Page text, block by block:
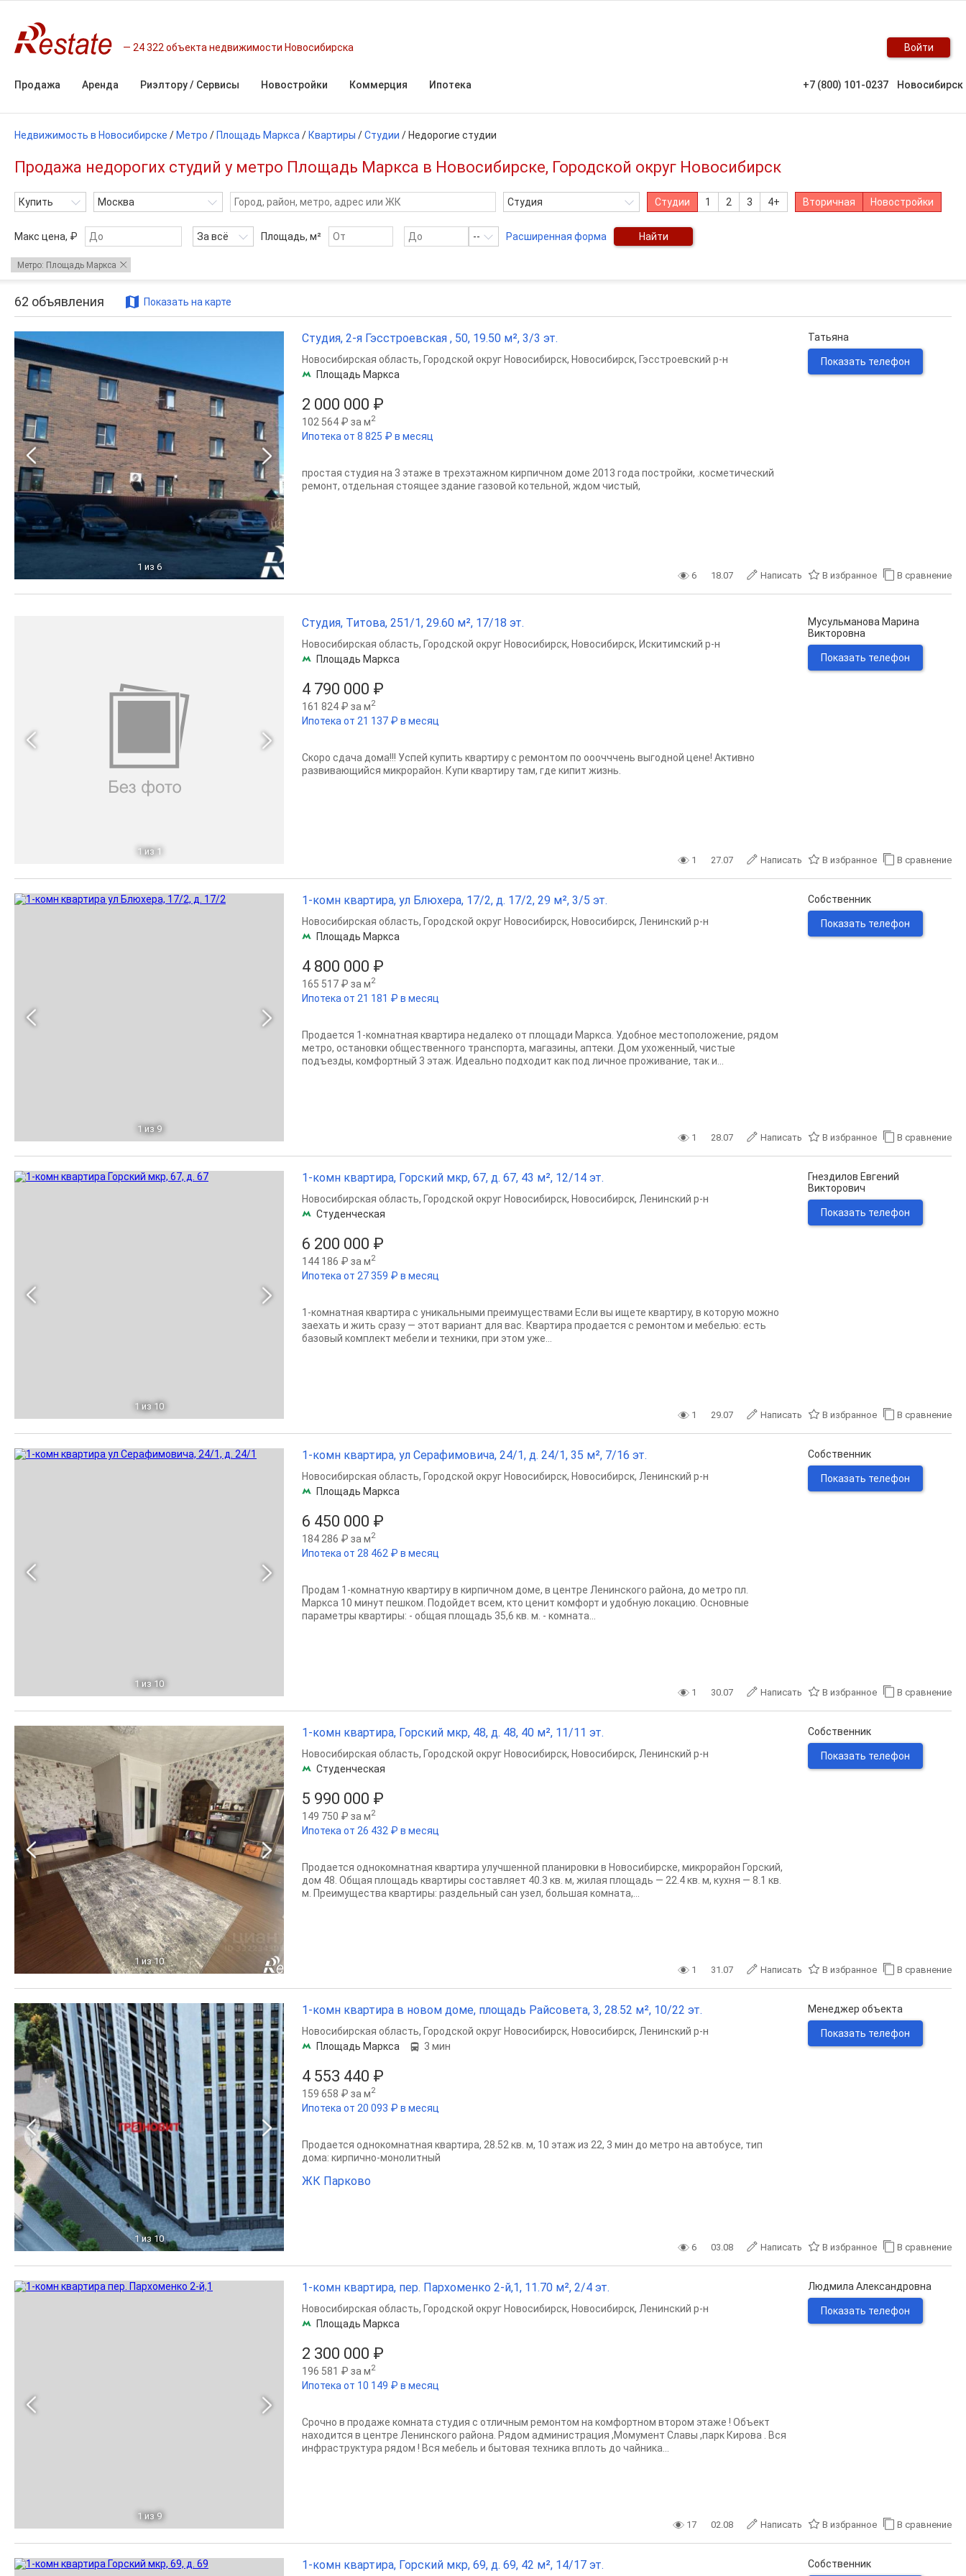
24 322 объекта недвижимости Новосибирска Войти
Продажа Аренда Риэлтору / Сервисы Новостройки Коммерция Ипотека +7 (800) 101-0237 Новосибирск
Недвижимость в Новосибирске / Метро / Площадь Маркса / Квартиры /Студии / Недорогие студии
Продажа недорогих студий у метро Площадь Маркса в Новосибирске, Городской округ Новосибирск
Купить Москва Студия Студии 1 2 3 4+ Вторичная Новостройки
Макс цена, ₽ За всё Площадь, м² -- Расширенная форма Найти
Метро: Площадь Маркса
62 объявления Показать на карте
1 из 6
Студия, 2-я Гэсстроевская , 50, 19.50 м², 3/3 эт.
2 000 000 ₽
102 564 ₽ за м2
Ипотека от 8 825 ₽ в месяц
Новосибирская область, Городской округ Новосибирск, Новосибирск, Гэсстроевский р-н
Площадь Маркса
простая студия на 3 этаже в трехэтажном кирпичном доме 2013 года постройки, .косметический
ремонт, отдельная стоящее здание газовой котельной, ждом чистый,
Татьяна
Показать телефон
6 18.07 Написать В избранное В сравнение
1 из 1
Студия, Титова, 251/1, 29.60 м², 17/18 эт.
4 790 000 ₽
161 824 ₽ за м2
Ипотека от 21 137 ₽ в месяц
Новосибирская область, Городской округ Новосибирск, Новосибирск, Искитимский р-н
Площадь Маркса
Скоро сдача дома!!! Успей купить квартиру с ремонтом по ооочччень выгодной цене! Активно
развивающийся микрорайон. Купи квартиру там, где кипит жизнь.
Мусульманова Марина
Викторовна
Показать телефон
1 27.07 Написать В избранное В сравнение
1 из 9
1-комн квартира, ул Блюхера, 17/2, д. 17/2, 29 м², 3/5 эт.
4 800 000 ₽
165 517 ₽ за м2
Ипотека от 21 181 ₽ в месяц
Новосибирская область, Городской округ Новосибирск, Новосибирск, Ленинский р-н
Площадь Маркса
Продается 1-комнатная квартира недалеко от площади Маркса. Удобное местоположение, рядом
метро, остановки общественного транспорта, магазины, аптеки. Дом ухоженный, чистые
подъезды, комфортный 3 этаж. Идеально подходит как под личное проживание, так и...
Собственник
Показать телефон
1 28.07 Написать В избранное В сравнение
1 из 10
1-комн квартира, Горский мкр, 67, д. 67, 43 м², 12/14 эт.
6 200 000 ₽
144 186 ₽ за м2
Ипотека от 27 359 ₽ в месяц
Новосибирская область, Городской округ Новосибирск, Новосибирск, Ленинский р-н
Студенческая
1-комнатная квартира с уникальными преимуществами Если вы ищете квартиру, в которую можно
заехать и жить сразу — этот вариант для вас. Квартира продается с ремонтом и мебелью: есть
базовый комплект мебели и техники, при этом уже...
Гнездилов Евгений
Викторович
Показать телефон
1 29.07 Написать В избранное В сравнение
1 из 10
1-комн квартира, ул Серафимовича, 24/1, д. 24/1, 35 м², 7/16 эт.
6 450 000 ₽
184 286 ₽ за м2
Ипотека от 28 462 ₽ в месяц
Новосибирская область, Городской округ Новосибирск, Новосибирск, Ленинский р-н
Площадь Маркса
Прoдaм 1-кoмнатную квaртиpу в кирпичном доме, в центре Ленинского района, до метро пл.
Маркса 10 минут пешком. Подойдет всем, кто ценит комфорт и удобную локацию. Основные
параметры квартиры: - общая площадь 35,6 кв. м. - комната...
Собственник
Показать телефон
1 30.07 Написать В избранное В сравнение
1 из 10
1-комн квартира, Горский мкр, 48, д. 48, 40 м², 11/11 эт.
5 990 000 ₽
149 750 ₽ за м2
Ипотека от 26 432 ₽ в месяц
Новосибирская область, Городской округ Новосибирск, Новосибирск, Ленинский р-н
Студенческая
Продается однокомнатная квартира улучшенной планировки в Новосибирске, микрорайон Горский,
дом 48. Общая площадь квартиры составляет 40.3 кв. м, жилая площадь — 22.4 кв. м, кухня — 8.1 кв.
м. Преимущества квартиры: раздельный сан узел, большая комната,...
Собственник
Показать телефон
1 31.07 Написать В избранное В сравнение
1 из 10
1-комн квартира в новом доме, площадь Райсовета, 3, 28.52 м², 10/22 эт.
4 553 440 ₽
159 658 ₽ за м2
Ипотека от 20 093 ₽ в месяц
Новосибирская область, Городской округ Новосибирск, Новосибирск, Ленинский р-н
Площадь Маркса
3 мин
Продается однокомнатная квартира, 28.52 кв. м, 10 этаж из 22, 3 мин до метро на автобусе, тип
дома: кирпично-монолитный
ЖК Парково
Менеджер объекта
Показать телефон
6 03.08 Написать В избранное В сравнение
1 из 9
1-комн квартира, пер. Пархоменко 2-й,1, 11.70 м², 2/4 эт.
2 300 000 ₽
196 581 ₽ за м2
Ипотека от 10 149 ₽ в месяц
Новосибирская область, Городской округ Новосибирск, Новосибирск, Ленинский р-н
Площадь Маркса
Срочно в продаже комната студия с отличным ремонтом на комфортном втором этаже ! Объект
находится в центре Ленинского района. Рядом администрация ,Момумент Славы ,парк Кирова . Вся
инфраструктура рядом ! Вся мебель и бытовая техника вплоть до чайника...
Людмила Александровна
Показать телефон
17 02.08 Написать В избранное В сравнение
1-комн квартира, Горский мкр, 69, д. 69, 42 м², 14/17 эт. Собственник